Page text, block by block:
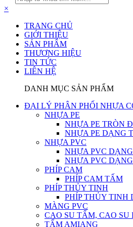
×
TRANG CHỦ
GIỚI THIỆU
SẢN PHẨM
THƯƠNG HIỆU
TIN TỨC
LIÊN HỆ
DANH MỤC SẢN PHẨM
ĐẠI LÝ PHÂN PHỐI NHỰA
NHỰA PE
NHỰA PE TRÒN
NHỰA PE DẠNG
NHỰA PVC
NHỰA PVC
NHỰA PVC
PHÍP CAM
PHÍP CAM TẤM
PHÍP THỦY TINH
PHÍP THỦY TINH
MÀNG PVC
CAO SU TẤM, CAO
TẤM AMIANG